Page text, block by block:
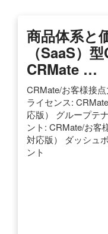
商品体系と
（SaaS）
CRMate …
CRMate/お客様接
ライセンス:
応版） グループテ
ント: CRMate/お客
対応版） ダッシュ
ント